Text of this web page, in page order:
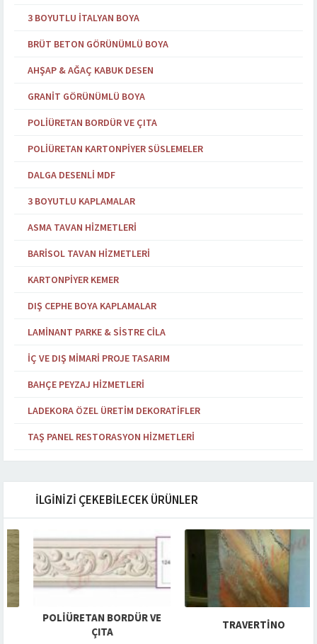
3 BOYUTLU İTALYAN BOYA
BRÜT BETON GÖRÜNÜMLÜ BOYA
AHŞAP & AĞAÇ KABUK DESEN
GRANIT GÖRÜNÜMLÜ BOYA
POLIÜRETAN BORDÜR VE ÇITA
POLIÜRETAN KARTONPIYER SÜSLEMELER
DALGA DESENLI MDF
3 BOYUTLU KAPLAMALAR
ASMA TAVAN HIZMETLERI
BARISOL TAVAN HIZMETLERI
KARTONPIYER KEMER
DIŞ CEPHE BOYA KAPLAMALAR
LAMINANT PARKE & SISTRE CILA
İÇ VE DIŞ MIMARI PROJE TASARIM
BAHÇE PEYZAJ HIZMETLERI
LADEKORA ÖZEL ÜRETIM DEKORATIFLER
TAŞ PANEL RESTORASYON HIZMETLERI
İLGİNİZİ ÇEKEBİLECEK ÜRÜNLER
POLIÜRETAN BORDÜR VE
ÇITA
TRAVERTINO